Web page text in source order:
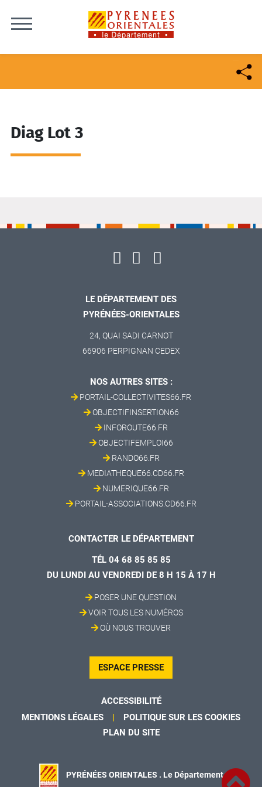
Diag Lot 3
LE DÉPARTEMENT DES
PYRÉNÉES-ORIENTALES
24, QUAI SADI CARNOT
66906 PERPIGNAN CEDEX
NOS AUTRES SITES :
PORTAIL-COLLECTIVITES66.FR
OBJECTIFINSERTION66
INFOROUTE66.FR
OBJECTIFEMPLOI66
RANDO66.FR
MEDIATHEQUE66.CD66.FR
NUMERIQUE66.FR
PORTAIL-ASSOCIATIONS.CD66.FR
CONTACTER LE DÉPARTEMENT
TÉL 04 68 85 85 85
DU LUNDI AU VENDREDI DE 8 H 15 À 17 H
POSER UNE QUESTION
VOIR TOUS LES NUMÉROS
OÙ NOUS TROUVER
ESPACE PRESSE
ACCESSIBILITÉ
MENTIONS LÉGALES
POLITIQUE SUR LES COOKIES
PLAN DU SITE
PYRÉNÉES ORIENTALES . Le Département